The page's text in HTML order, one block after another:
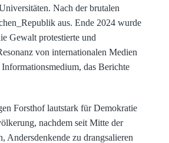
Nach der brutalen
aus. Ende 2024 wurde
Gewalt protestierte und
von internationalen Medien
das Berichte
Forsthof lautstark für Demokratie
nachdem seit Mitte der
Andersdenkende zu drangsalieren